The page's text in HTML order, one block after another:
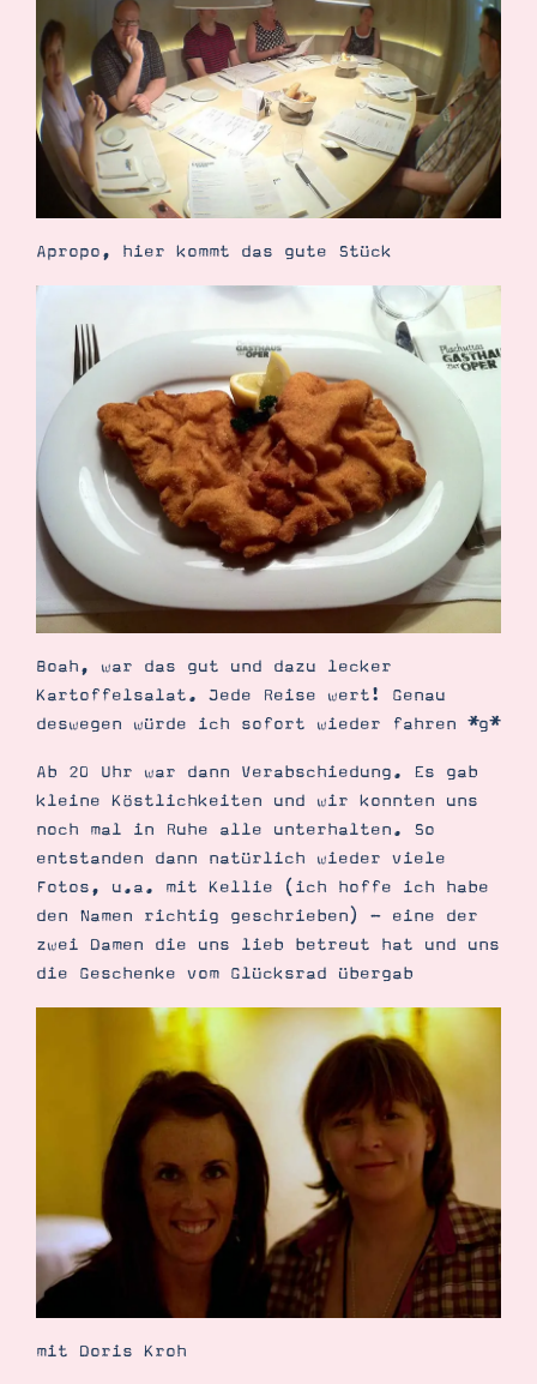
Apropo, hier kommt das gute Stück
Boah, war das gut und dazu lecker
Kartoffelsalat. Jede Reise wert! Genau
deswegen würde ich sofort wieder fahren *g*
Ab 20 Uhr war dann Verabschiedung. Es gab
kleine Köstlichkeiten und wir konnten uns
noch mal in Ruhe alle unterhalten. So
entstanden dann natürlich wieder viele
Fotos, u.a. mit Kellie (ich hoffe ich habe
den Namen richtig geschrieben) - eine der
zwei Damen die uns lieb betreut hat und uns
die Geschenke vom Glücksrad übergab
mit Doris Kroh